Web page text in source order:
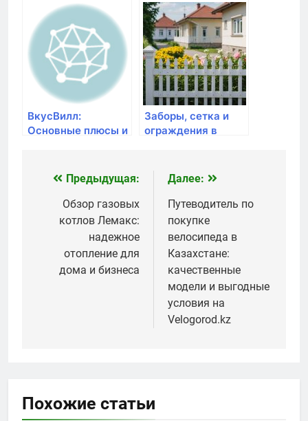
ВкусВилл:
Основные плюсы и
продуктов питания
в 2024 году
Заборы, сетка и
ограждения в
качественную
продукцию и
почему стоит
покупать онлайн
Навигация
записям
Предыдущая:
Обзор газовых
котлов Лемакс:
надежное
отопление для
дома и бизнеса
Далее:
Путеводитель по
покупке
велосипеда в
Казахстане:
качественные
модели и выгодные
условия на
Velogorod.kz
Похожие статьи